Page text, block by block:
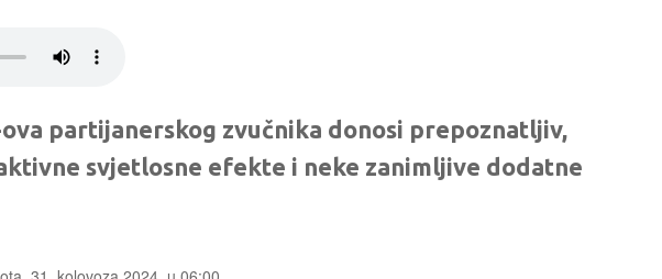
partijanerskog zvučnika donosi prepoznatljiv,
svjetlosne efekte i neke zanimljive dodatne